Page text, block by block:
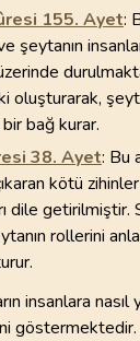
155. Ayet:
şeytanın
oluşturarak,
bağ kurar.
38. Ayet: Bu
kötü
dile
rollerini
insanlara nasıl
göstermektedir.